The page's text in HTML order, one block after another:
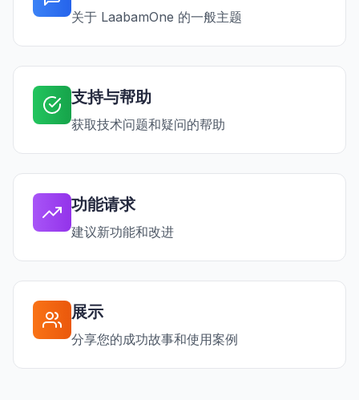
关于 LaabamOne 的一般主题
支持与帮助
获取技术问题和疑问的帮助
功能请求
建议新功能和改进
展示
分享您的成功故事和使用案例